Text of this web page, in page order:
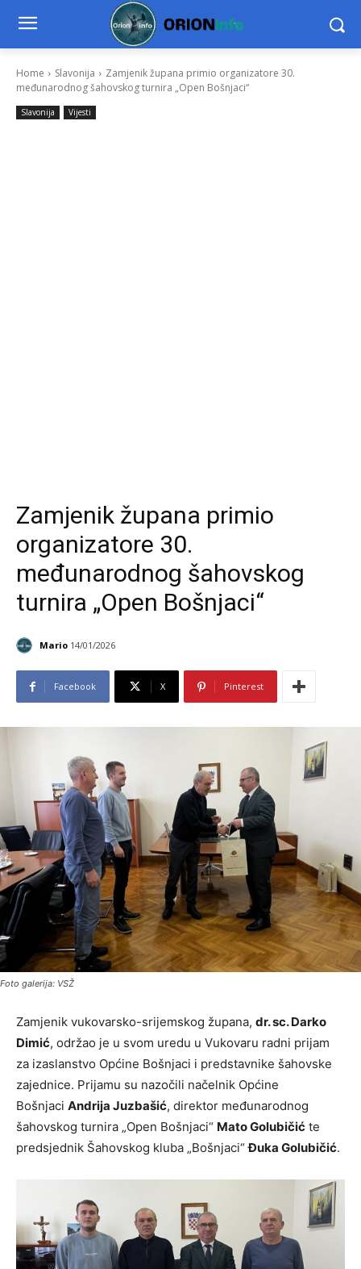
Home Slavonija
Zamjenik župana primio organizatore 30.
međunarodnog šahovskog turnira „Open Bošnjaci“
Slavonija Vijesti
Zamjenik župana primio
organizatore 30.
međunarodnog šahovskog
turnira „Open Bošnjaci“
Mario 14/01/2026
Facebook X Pinterest
Foto galerija: VSŽ
Zamjenik vukovarsko-srijemskog župana, dr. sc. Darko
Dimić, održao je u svom uredu u Vukovaru radni prijam
za izaslanstvo Općine Bošnjaci i predstavnike šahovske
zajednice. Prijamu su nazočili načelnik Općine
Bošnjaci Andrija Juzbašić, direktor međunarodnog
šahovskog turnira „Open Bošnjaci“ Mato Golubičić te
predsjednik Šahovskog kluba „Bošnjaci“Đuka Golubičić.